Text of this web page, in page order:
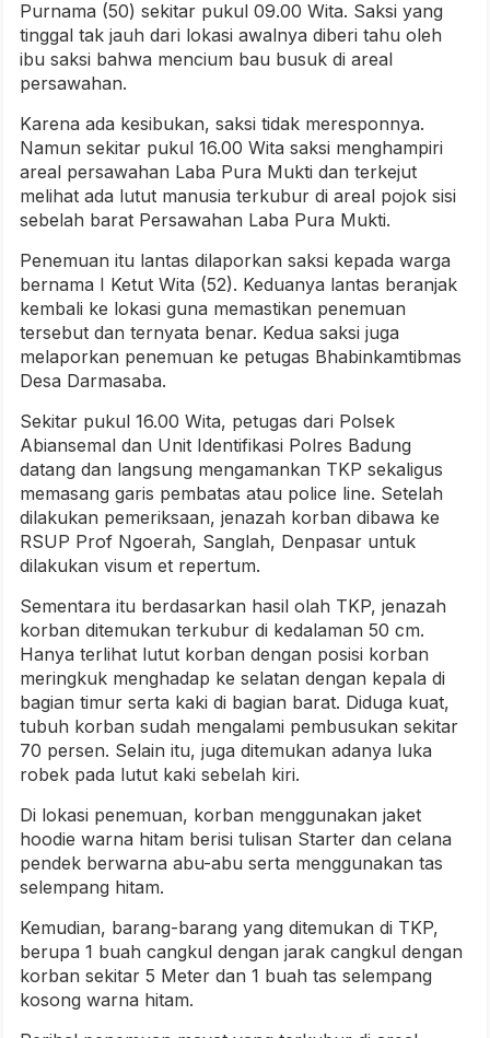
Purnama (50) sekitar pukul 09.00 Wita. Saksi yang
tinggal tak jauh dari lokasi awalnya diberi tahu oleh
ibu saksi bahwa mencium bau busuk di areal
persawahan.
Karena ada kesibukan, saksi tidak meresponnya.
Namun sekitar pukul 16.00 Wita saksi menghampiri
areal persawahan Laba Pura Mukti dan terkejut
melihat ada lutut manusia terkubur di areal pojok sisi
sebelah barat Persawahan Laba Pura Mukti.
Penemuan itu lantas dilaporkan saksi kepada warga
bernama I Ketut Wita (52). Keduanya lantas beranjak
kembali ke lokasi guna memastikan penemuan
tersebut dan ternyata benar. Kedua saksi juga
melaporkan penemuan ke petugas Bhabinkamtibmas
Desa Darmasaba.
Sekitar pukul 16.00 Wita, petugas dari Polsek
Abiansemal dan Unit Identifikasi Polres Badung
datang dan langsung mengamankan TKP sekaligus
memasang garis pembatas atau police line. Setelah
dilakukan pemeriksaan, jenazah korban dibawa ke
RSUP Prof Ngoerah, Sanglah, Denpasar untuk
dilakukan visum et repertum.
Sementara itu berdasarkan hasil olah TKP, jenazah
korban ditemukan terkubur di kedalaman 50 cm.
Hanya terlihat lutut korban dengan posisi korban
meringkuk menghadap ke selatan dengan kepala di
bagian timur serta kaki di bagian barat. Diduga kuat,
tubuh korban sudah mengalami pembusukan sekitar
70 persen. Selain itu, juga ditemukan adanya luka
robek pada lutut kaki sebelah kiri.
Di lokasi penemuan, korban menggunakan jaket
hoodie warna hitam berisi tulisan Starter dan celana
pendek berwarna abu-abu serta menggunakan tas
selempang hitam.
Kemudian, barang-barang yang ditemukan di TKP,
berupa 1 buah cangkul dengan jarak cangkul dengan
korban sekitar 5 Meter dan 1 buah tas selempang
kosong warna hitam.